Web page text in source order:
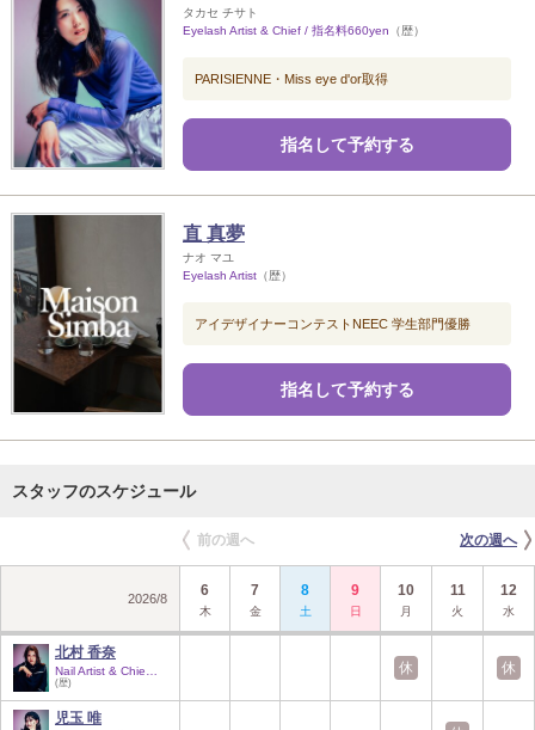
タカセ チサト
Eyelash Artist & Chief / 指名料660yen （歴）
PARISIENNE・Miss eye d'or取得
指名して予約する
直 真夢
ナオ マユ
Eyelash Artist （歴）
アイデザイナーコンテストNEEC 学生部門優勝
指名して予約する
スタッフのスケジュール
前の週へ 次の週へ
2026/8 6
木
7
金
8
土
9
日
10
月
11
火
12
水
北村 香奈
Nail Artist & Chie…
(歴)
児玉 唯
休 休